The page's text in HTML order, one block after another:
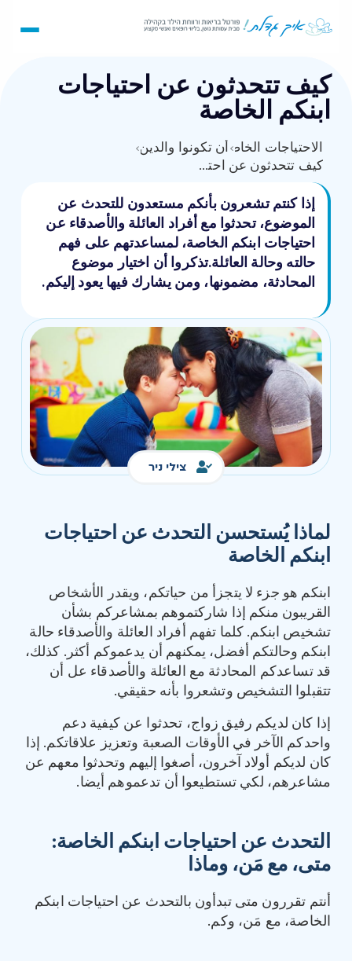
كيف تتحدثون عن احتياجات
ابنكم الخاصة
الاحتياجات الخاصة
›أن تكونوا والدين›
كيف تتحدثون عن احتياجات ابنكم الخاصة
إذا كنتم تشعرون بأنكم مستعدون للتحدث عن
الموضوع، تحدثوا مع أفراد العائلة والأصدقاء عن
احتياجات ابنكم الخاصة، لمساعدتهم على فهم
حالته وحالة العائلة.تذكروا أن اختيار موضوع
المحادثة، مضمونها، ومن يشارك فيها يعود إليكم.
צילי ניר
لماذا يُستحسن التحدث عن احتياجات
ابنكم الخاصة
ابنكم هو جزء لا يتجزأ من حياتكم، ويقدر الأشخاص
القريبون منكم إذا شاركتموهم بمشاعركم بشأن
تشخيص ابنكم. كلما تفهم أفراد العائلة والأصدقاء حالة
ابنكم وحالتكم أفضل، يمكنهم أن يدعموكم أكثر. كذلك،
قد تساعدكم المحادثة مع العائلة والأصدقاء عل أن
تتقبلوا التشخيص وتشعروا بأنه حقيقي.
إذا كان لديكم رفيق زواج، تحدثوا عن كيفية دعم
واحدكم الآخر في الأوقات الصعبة وتعزيز علاقاتكم. إذا
كان لديكم أولاد آخرون، أصغوا إليهم وتحدثوا معهم عن
مشاعرهم، لكي تستطيعوا أن تدعموهم أيضا.
التحدث عن احتياجات ابنكم الخاصة:
متى، مع مَن، وماذا
أنتم تقررون متى تبدأون بالتحدث عن احتياجات ابنكم
الخاصة، مع مَن، وكم.